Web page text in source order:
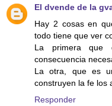
El dvende de la
Hay 2 cosas en
todo tiene que ver
La primera que
consecuencia
La otra, que es
construyen la fe los
Responder